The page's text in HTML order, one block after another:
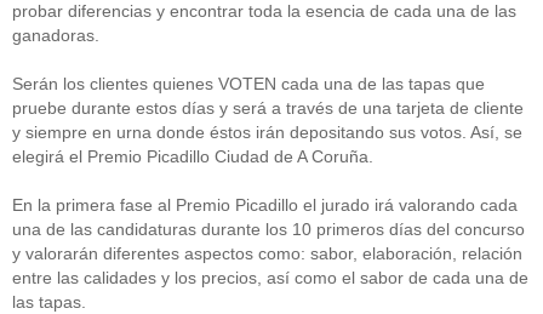
probar diferencias y encontrar toda la esencia de cada una de las
ganadoras.
Serán los clientes quienes VOTEN cada una de las tapas que
pruebe durante estos días y será a través de una tarjeta de cliente
y siempre en urna donde éstos irán depositando sus votos. Así, se
elegirá el Premio Picadillo Ciudad de A Coruña.
En la primera fase al Premio Picadillo el jurado irá valorando cada
una de las candidaturas durante los 10 primeros días del concurso
y valorarán diferentes aspectos como: sabor, elaboración, relación
entre las calidades y los precios, así como el sabor de cada una de
las tapas.